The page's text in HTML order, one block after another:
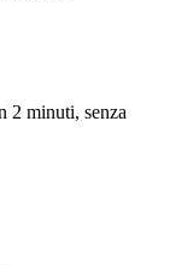
2 minuti, senza